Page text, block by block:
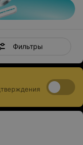
Фильтры